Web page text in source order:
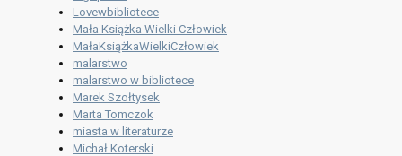
Lovewbibliotece
Mała Książka Wielki Człowiek
MałaKsiążkaWielkiCzłowiek
malarstwo
malarstwo w bibliotece
Marek Szołtysek
Marta Tomczok
miasta w literaturze
Michał Koterski